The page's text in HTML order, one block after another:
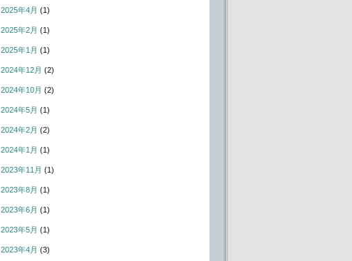
2025年4月 (1)
2025年2月 (1)
2025年1月 (1)
2024年12月 (2)
2024年10月 (2)
2024年5月 (1)
2024年2月 (2)
2024年1月 (1)
2023年11月 (1)
2023年8月 (1)
2023年6月 (1)
2023年5月 (1)
2023年4月 (3)